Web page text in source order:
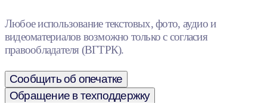
Любое использование текстовых, фото, аудио и
видеоматериалов возможно только с согласия
правообладателя (ВГТРК).
Сообщить об опечатке
Обращение в техподдержку